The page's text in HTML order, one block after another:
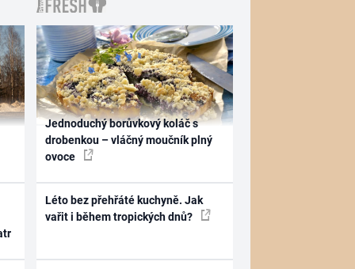
Jednoduchý borůvkový koláč s
drobenkou – vláčný moučník plný
ovoce
Léto bez přehřáté kuchyně. Jak
vařit i během tropických dnů?